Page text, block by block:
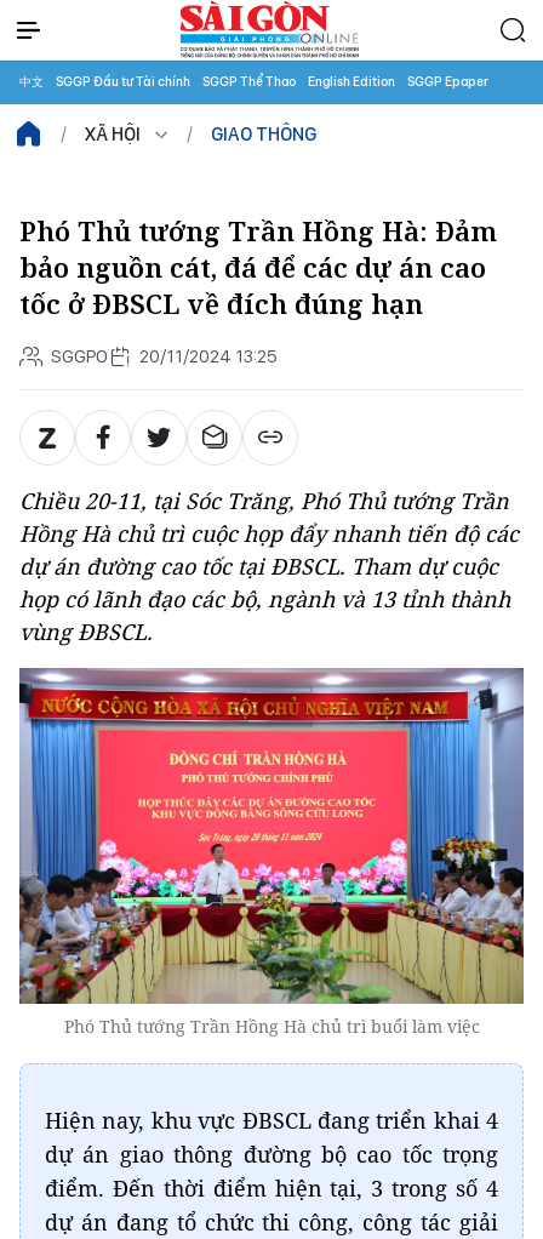
中文 SGGP Đầu tư Tài chính SGGP Thể Thao English Edition SGGP Epaper
XÃ HỘI GIAO THÔNG
Phó Thủ tướng Trần Hồng Hà: Đảm
bảo nguồn cát, đá để các dự án cao
tốc ở ĐBSCL về đích đúng hạn
SGGPO 20/11/2024 13:25
Chiều 20-11, tại Sóc Trăng, Phó Thủ tướng Trần
Hồng Hà chủ trì cuộc họp đẩy nhanh tiến độ các
dự án đường cao tốc tại ĐBSCL. Tham dự cuộc
họp có lãnh đạo các bộ, ngành và 13 tỉnh thành
vùng ĐBSCL.
Phó Thủ tướng Trần Hồng Hà chủ trì buổi làm việc
Hiện nay, khu vực ĐBSCL đang triển khai 4
dự án giao thông đường bộ cao tốc trọng
điểm. Đến thời điểm hiện tại, 3 trong số 4
dự án đang tổ chức thi công, công tác giải